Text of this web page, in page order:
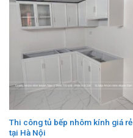
Thi công tủ bếp nhôm kính giá rẻ
tại Hà Nội